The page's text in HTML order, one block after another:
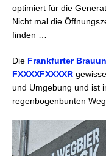
optimiert für die
Nicht mal die
finden …
Die Frankfurter
FXXXXFXXXXR
und Umgebung und ist
regenbogenbunten